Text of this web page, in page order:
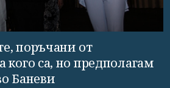
поръчани от
кого са, но предполагам
Баневи